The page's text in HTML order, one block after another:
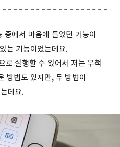
중에서 마음에 들었던 기능이
는 기능이었는데요.
로 실행할 수 있어서 저는 무척
방법도 있지만, 두 방법이
데요.